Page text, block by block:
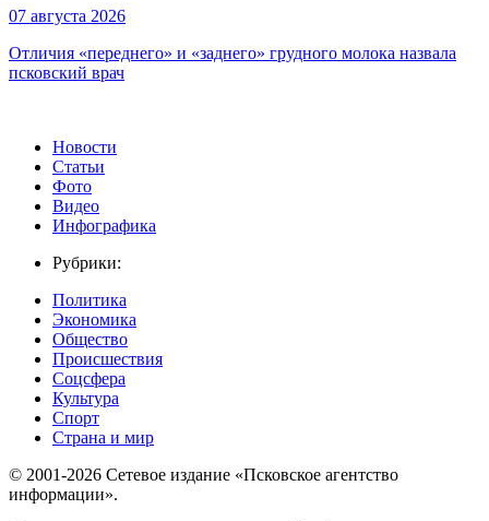
07 августа 2026
Отличия «переднего» и «заднего» грудного молока назвала
псковский врач
Новости
Статьи
Фото
Видео
Инфографика
Рубрики:
Политика
Экономика
Общество
Происшествия
Соцсфера
Культура
Спорт
Страна и мир
© 2001-2026 Сетевое издание «Псковское агентство
информации».